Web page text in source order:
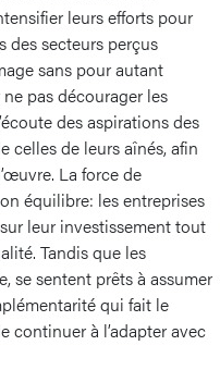
leurs efforts pour
des secteurs perçus
sans pour autant
pas décourager les
des aspirations des
celles de leurs aînés, afin
La force de
équilibre: les entreprises
leur investissement tout
Tandis que les
se sentent prêts à assumer
qui fait le
continuer à l’adapter avec